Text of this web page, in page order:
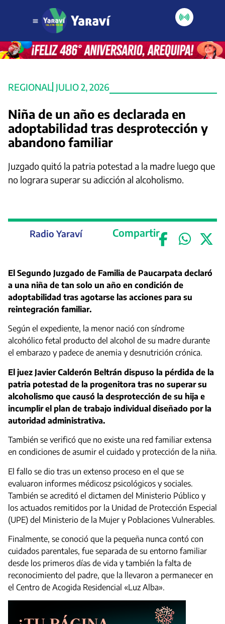
REGIONAL JULIO 2, 2026
Niña de un año es declarada en
adoptabilidad tras desprotección y
abandono familiar
Juzgado quitó la patria potestad a la madre luego que
no lograra superar su adicción al alcoholismo.
Radio Yaraví Compartir
El Segundo Juzgado de Familia de Paucarpata declaró
a una niña de tan solo un año en condición de
adoptabilidad tras agotarse las acciones para su
reintegración familiar.
Según el expediente, la menor nació con síndrome
alcohólico fetal producto del alcohol de su madre durante
el embarazo y padece de anemia y desnutrición crónica.
El juez Javier Calderón Beltrán dispuso la pérdida de la
patria potestad de la progenitora tras no superar su
alcoholismo que causó la desprotección de su hija e
incumplir el plan de trabajo individual diseñado por la
autoridad administrativa.
También se verificó que no existe una red familiar extensa
en condiciones de asumir el cuidado y protección de la niña.
El fallo se dio tras un extenso proceso en el que se
evaluaron informes médicosz psicológicos y sociales.
También se acreditó el dictamen del Ministerio Público y
los actuados remitidos por la Unidad de Protección Especial
(UPE) del Ministerio de la Mujer y Poblaciones Vulnerables.
Finalmente, se conoció que la pequeña nunca contó con
cuidados parentales, fue separada de su entorno familiar
desde los primeros días de vida y también la falta de
reconocimiento del padre, que la llevaron a permanecer en
el Centro de Acogida Residencial «Luz Alba».